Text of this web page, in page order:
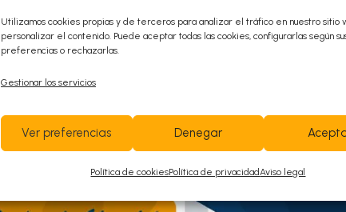
Utilizamos cookies propias y de terceros para analizar el tráfico en nuestro sitio
personalizar el contenido. Puede aceptar todas las cookies, configurarlas según
preferencias o rechazarlas.
Gestionar los servicios
Denegar
Ver preferencias
Política de cookiesPolítica de privacidadAviso legal
Contacta con
nosotros ¡Te
ayudamos!
info@raoposiciones.com